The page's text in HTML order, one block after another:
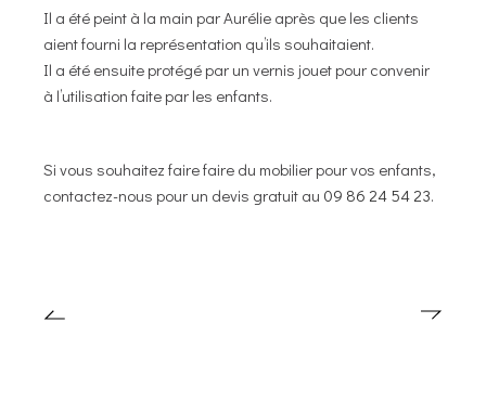
Il a été peint à la main par Aurélie après que les clients
aient fourni la représentation qu’ils souhaitaient.
Il a été ensuite protégé par un vernis jouet pour convenir
à l’utilisation faite par les enfants.
Si vous souhaitez faire faire du mobilier pour vos enfants,
contactez-nous pour un devis gratuit au 09 86 24 54 23.